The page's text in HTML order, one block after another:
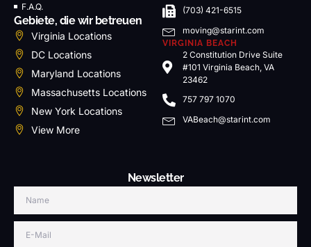
F.A.Q.
Gebiete, die wir betreuen
Virginia Locations
DC Locations
Maryland Locations
Massachusetts Locations
New York Locations
View More
(703) 421-6515
moving@starint.com
VIRGINIA BEACH
2 Constitution Drive Suite
#101 Virginia Beach, VA
23462
757 797 1070
VABeach@starint.com
Newsletter